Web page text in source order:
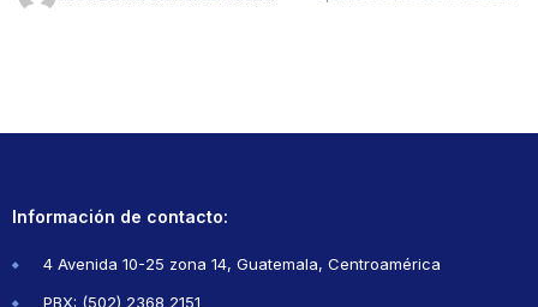
Información de contacto:
4 Avenida 10-25 zona 14, Guatemala, Centroamérica
PBX: (502) 2368 2151